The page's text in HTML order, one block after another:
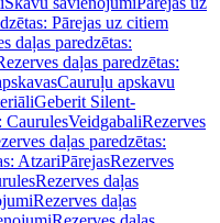
Pārejas uz citiem
daļas paredzētas:
daļas paredzētas:
Cauruļu apskavu
Geberit Silent-
CaurulesVeidgabaliRezerves
daļas paredzētas:
AtzariPārejasRezerves
Rezerves daļas
Rezerves daļas